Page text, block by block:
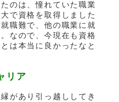
のは、憧れていた職業
で資格を取得しました
職難で、他の職業に就
なので、今現在も資格
は本当に良かったなと
リア
があり引っ越ししてき